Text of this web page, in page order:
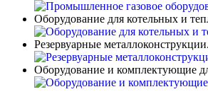
Оборудование для котельных и
Резервуарные
Оборудование и комплектующие